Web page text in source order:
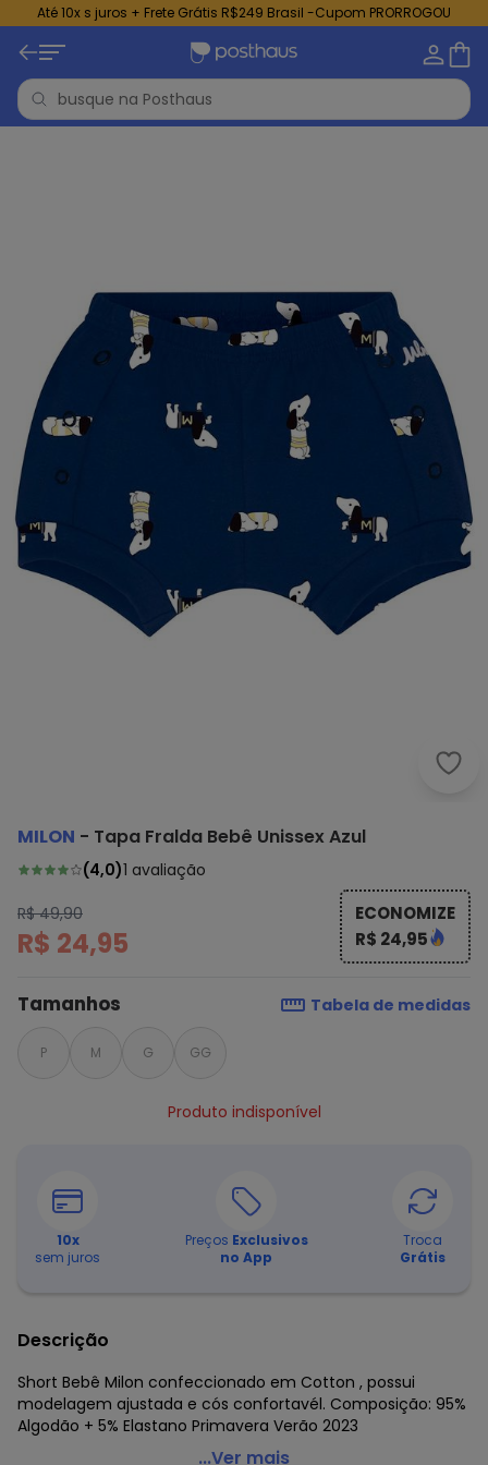
Até 10x s juros + Frete Grátis R$249 Brasil -Cupom PRORROGOU
MILON - Tapa Fralda Bebê Unissex Azul
(4,0)1 avaliação
R$ 49,90
R$ 24,95
ECONOMIZE
R$ 24,95
Tamanhos Tabela de medidas
P M G GG
Produto indisponível
10x
sem juros
Preços Exclusivos
no App
Troca
Grátis
Descrição
Short Bebê Milon confeccionado em Cotton , possui
modelagem ajustada e cós confortavél. Composição: 95%
Algodão + 5% Elastano Primavera Verão 2023
Milon - Tapa Fralda Bebê Unissex Azul
...Ver mais